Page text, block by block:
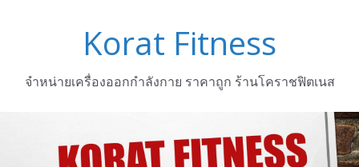
Korat Fitness
จำหน่ายเครื่องออกกำลังกาย ราคาถูก ร้านโคราชฟิตเนส